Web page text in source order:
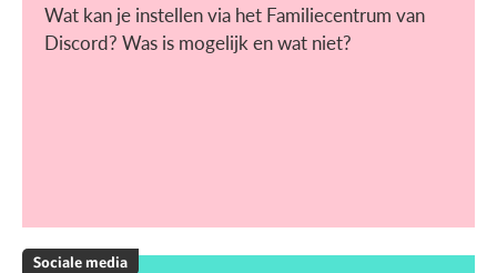
Wat kan je instellen via het Familiecentrum van
Discord? Was is mogelijk en wat niet?
Sociale media